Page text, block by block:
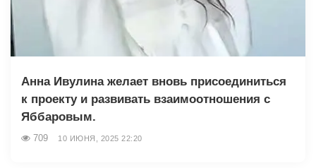
Анна Ивулина желает вновь присоединиться
к проекту и развивать взаимоотношения с
Яббаровым.
709 10 ИЮНЯ, 2025 22:20